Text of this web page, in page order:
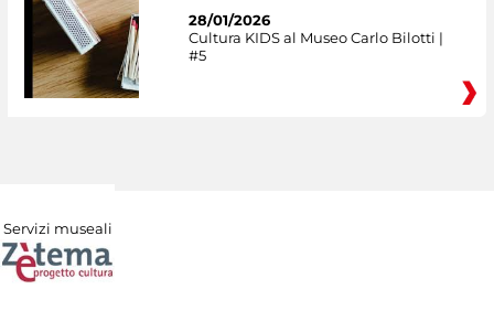
28/01/2026
Cultura KIDS al Museo Carlo Bilotti |
#5
Servizi museali